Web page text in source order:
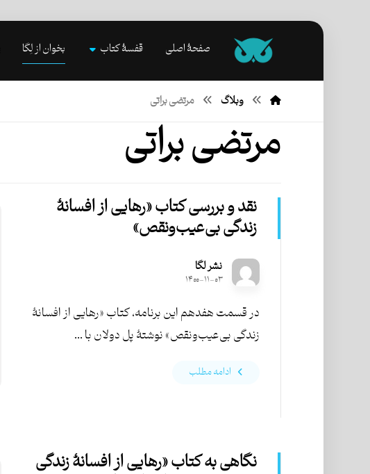
صفحۀ اصلی قفسۀ کتاب بخوان از لِگا
وبلاگ مرتضی براتی
مرتضی براتی
نقد و بررسی کتاب «رهایی از افسانۀ
زندگی بی‌عیب‌ونقص»
نشر لگا
۱۴۰۰-۱۱-۰۳
در قسمت هفدهم این برنامه، کتاب «رهایی از افسانۀ
زندگی بی‌عیب‌ونقص» نوشتۀ پل دولان با ...
ادامه مطلب
نگاهی به کتاب «رهایی از افسانۀ زندگی